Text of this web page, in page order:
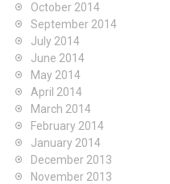
October 2014
September 2014
July 2014
June 2014
May 2014
April 2014
March 2014
February 2014
January 2014
December 2013
November 2013